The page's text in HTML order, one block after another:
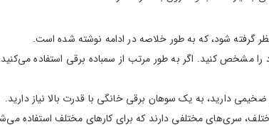
گرفته شود، که به طور خلاصه در ادامه نوشته شده است.
مشخص کنید. اگر به طور مرتب از سمباده برقی استفاده
دارید، به یک سوهان برقی خانگی با قدرت بالا نیاز دارید.
سری‌های مختلفی دارند که برای کارهای مختلف استفاده